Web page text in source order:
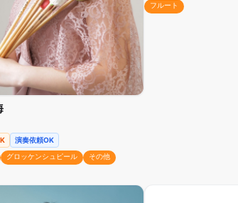
演奏依頼OK
グロッケンシュピール
その他
フルート